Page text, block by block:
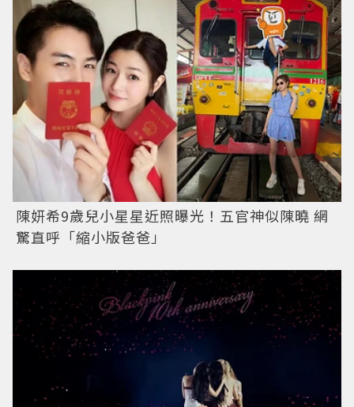
陳妍希9歲兒小星星近照曝光！五官神似陳曉 網
驚直呼「縮小版爸爸」